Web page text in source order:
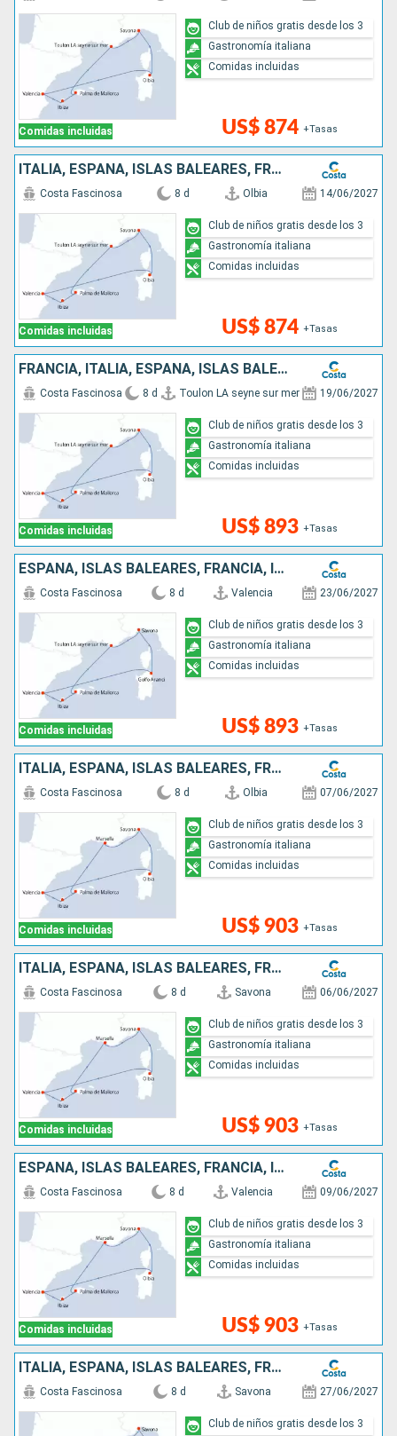
Comidas incluidas US$ 874 +Tasas
Club de niños gratis desde los 3
Gastronomía italiana
Comidas incluidas
ITALIA, ESPAÑA, ISLAS BALEARES, FRANCIA
Comidas incluidas
Costa Fascinosa 8 d Olbia 14/06/2027
US$ 874 +Tasas
Club de niños gratis desde los 3
Gastronomía italiana
Comidas incluidas
FRANCIA, ITALIA, ESPAÑA, ISLAS BALEARES
Comidas incluidas
Costa Fascinosa 8 d Toulon LA seyne sur mer 19/06/2027
US$ 893 +Tasas
Club de niños gratis desde los 3
Gastronomía italiana
Comidas incluidas
ESPAÑA, ISLAS BALEARES, FRANCIA, ITALIA
Comidas incluidas
Costa Fascinosa 8 d Valencia 23/06/2027
US$ 893 +Tasas
Club de niños gratis desde los 3
Gastronomía italiana
Comidas incluidas
ITALIA, ESPAÑA, ISLAS BALEARES, FRANCIA
Comidas incluidas
Costa Fascinosa 8 d Olbia 07/06/2027
US$ 903 +Tasas
Club de niños gratis desde los 3
Gastronomía italiana
Comidas incluidas
ITALIA, ESPAÑA, ISLAS BALEARES, FRANCIA
Comidas incluidas
Costa Fascinosa 8 d Savona 06/06/2027
US$ 903 +Tasas
Club de niños gratis desde los 3
Gastronomía italiana
Comidas incluidas
ESPAÑA, ISLAS BALEARES, FRANCIA, ITALIA
Comidas incluidas
Costa Fascinosa 8 d Valencia 09/06/2027
US$ 903 +Tasas
Club de niños gratis desde los 3
Gastronomía italiana
Comidas incluidas
ITALIA, ESPAÑA, ISLAS BALEARES, FRANCIA
Costa Fascinosa 8 d Savona 27/06/2027
Club de niños gratis desde los 3